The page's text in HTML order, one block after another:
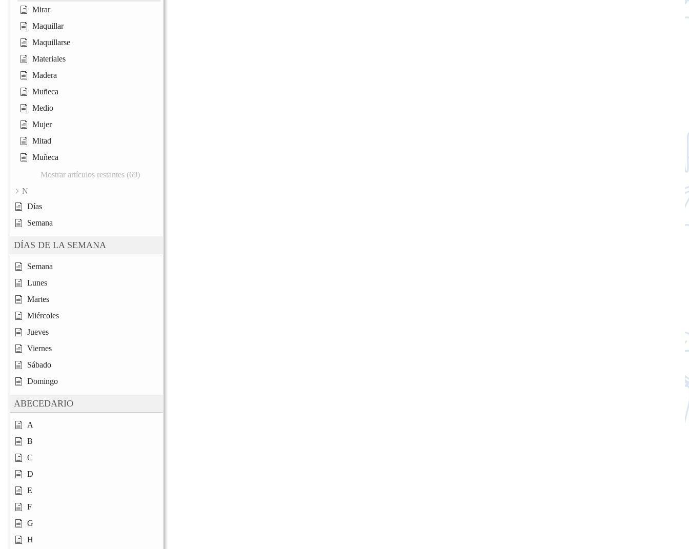
Mirar
Maquillar
Maquillarse
Materiales
Madera
Muñeca
Medio
Mujer
Mitad
Muñeca
Mostrar artículos restantes (69)
N
Días
Semana
DÍAS DE LA SEMANA
Semana
Lunes
Martes
Miércoles
Jueves
Viernes
Sábado
Domingo
ABECEDARIO
A
B
C
D
E
F
G
H